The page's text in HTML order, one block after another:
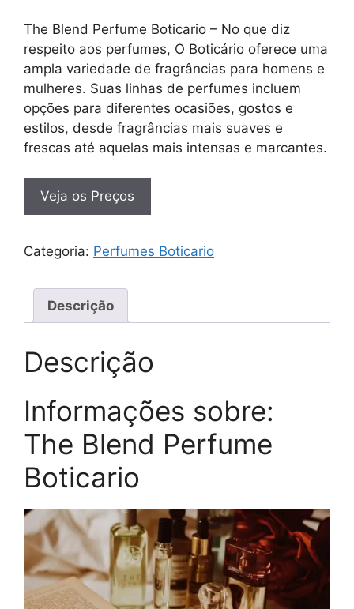
The Blend Perfume Boticario – No que diz
respeito aos perfumes, O Boticário oferece uma
ampla variedade de fragrâncias para homens e
mulheres. Suas linhas de perfumes incluem
opções para diferentes ocasiões, gostos e
estilos, desde fragrâncias mais suaves e
frescas até aquelas mais intensas e marcantes.
Veja os Preços
Categoria: Perfumes Boticario
Descrição
Descrição
Informações sobre:
The Blend Perfume
Boticario